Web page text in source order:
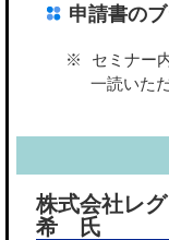
申請書の
セミナー
一読いた
株式会社レ
希 ⽒